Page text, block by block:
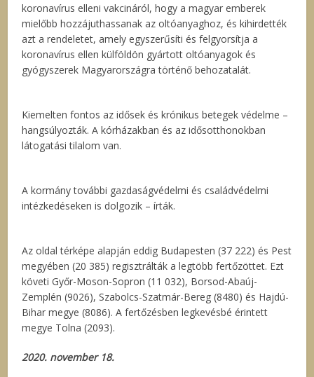
koronavírus elleni vakcináról, hogy a magyar emberek
mielőbb hozzájuthassanak az oltóanyaghoz, és kihirdették
azt a rendeletet, amely egyszerűsíti és felgyorsítja a
koronavírus ellen külföldön gyártott oltóanyagok és
gyógyszerek Magyarországra történő behozatalát.
Kiemelten fontos az idősek és krónikus betegek védelme –
hangsúlyozták. A kórházakban és az idősotthonokban
látogatási tilalom van.
A kormány további gazdaságvédelmi és családvédelmi
intézkedéseken is dolgozik – írták.
Az oldal térképe alapján eddig Budapesten (37 222) és Pest
megyében (20 385) regisztrálták a legtöbb fertőzöttet. Ezt
követi Győr-Moson-Sopron (11 032), Borsod-Abaúj-
Zemplén (9026), Szabolcs-Szatmár-Bereg (8480) és Hajdú-
Bihar megye (8086). A fertőzésben legkevésbé érintett
megye Tolna (2093).
2020. november 18.